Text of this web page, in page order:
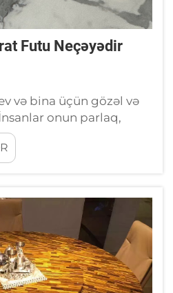
Futu Neçəyədir
və bina üçün gözəl və
onun parlaq,
həqiqətən bəyənirlər.
çox dəyişə bilər.
15–70 dollar